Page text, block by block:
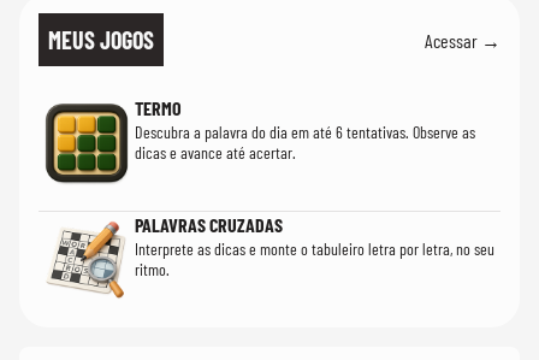
MEUS JOGOS Acessar →
TERMO
Descubra a palavra do dia em até 6 tentativas. Observe as
dicas e avance até acertar.
PALAVRAS CRUZADAS
Interprete as dicas e monte o tabuleiro letra por letra, no seu
ritmo.